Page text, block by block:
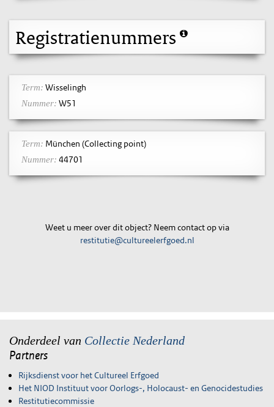
Registratienummers
Term: Wisselingh
Nummer: W51
Term: München (Collecting point)
Nummer: 44701
Weet u meer over dit object? Neem contact op via
restitutie@cultureelerfgoed.nl
Onderdeel van Collectie Nederland
Partners
Rijksdienst voor het Cultureel Erfgoed
Het NIOD Instituut voor Oorlogs-, Holocaust- en Genocidestudies
Restitutiecommissie